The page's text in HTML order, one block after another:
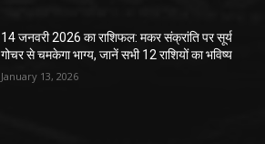
14 जनवरी 2026 का राशिफल: मकर संक्रांति पर सूर्य
गोचर से चमकेगा भाग्य, जानें सभी 12 राशियों का भविष्य
January 13, 2026